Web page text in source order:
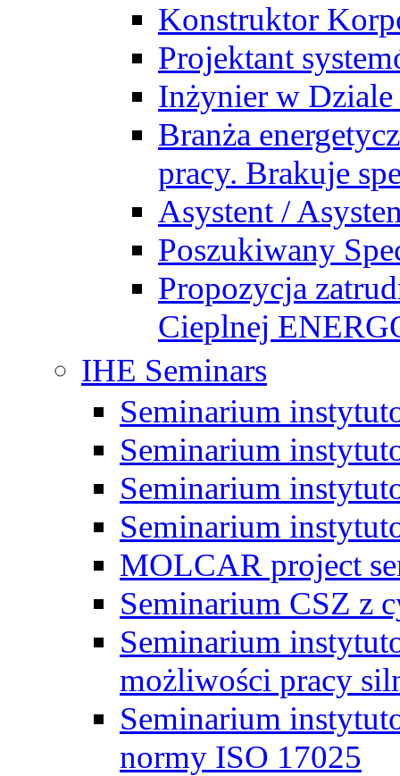
Konstruktor
Projektant
Inżynier w
Branża
pracy. Brakuje
Asystent /
Poszukiwany
Propozycja
Cieplnej
IHE Seminars
Seminarium
Seminarium
Seminarium
Seminarium
MOLCAR project
Seminarium CSZ z
Seminarium
możliwości pracy
Seminarium
normy ISO 17025